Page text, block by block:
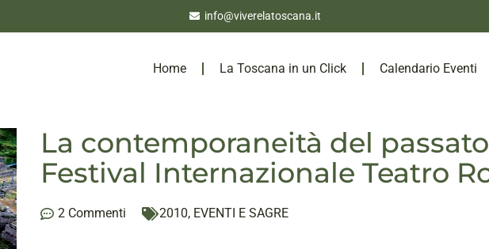
info@viverelatoscana.it
Home La Toscana in un Click Calendario Eventi
La contemporaneità del
Festival Internazionale Teatro
2 Commenti 2010, EVENTI E SAGRE